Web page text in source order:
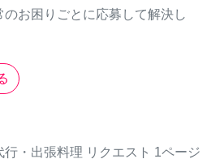
お困りごとに応募して解決し
行・出張料理 リクエスト 1ページ